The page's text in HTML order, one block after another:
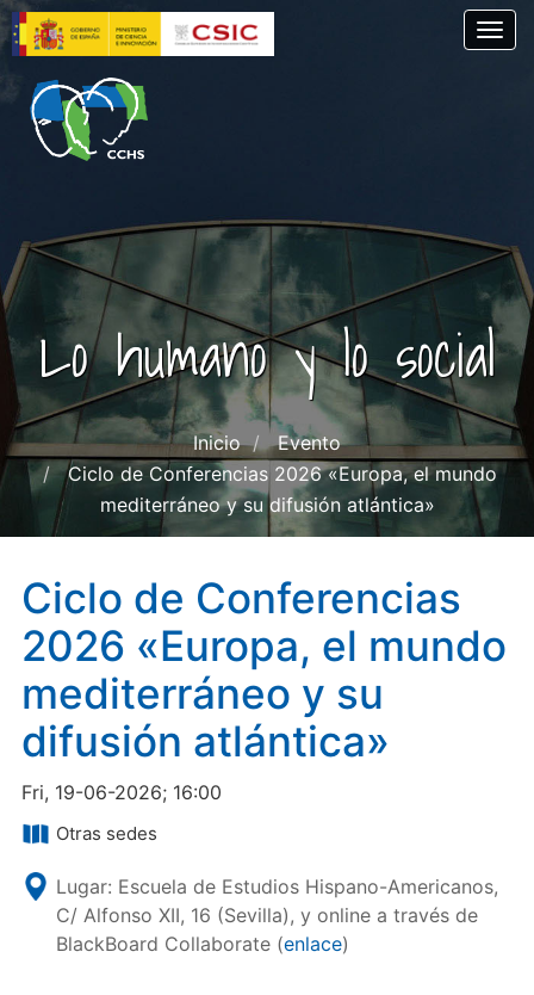
Skip
to
main
content
Lo humano y lo social
Inicio
Evento
Ciclo de Conferencias 2026 «Europa, el mundo
mediterráneo y su difusión atlántica»
Ciclo de Conferencias
2026 «Europa, el mundo
mediterráneo y su
difusión atlántica»
Fri, 19-06-2026; 16:00
Otras sedes
Lugar: Escuela de Estudios Hispano-Americanos,
C/ Alfonso XII, 16 (Sevilla), y online a través de
BlackBoard Collaborate (enlace)